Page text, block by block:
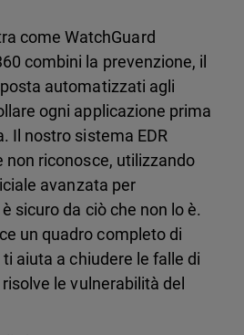
come WatchGuard
combini la prevenzione, il
automatizzati agli
ogni applicazione prima
Il nostro sistema EDR
non riconosce, utilizzando
avanzata per
sicuro da ciò che non lo è.
un quadro completo di
aiuta a chiudere le falle di
le vulnerabilità del